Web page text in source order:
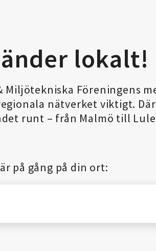
lokalt!
Miljötekniska Föreningens
nätverket viktigt.
runt – från Malmö till
på gång på din ort: